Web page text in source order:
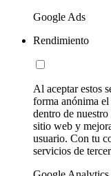
Google Ads
Rendimiento
Al aceptar estos
forma anónima
dentro de
sitio web y
usuario. Con tu
servicios de